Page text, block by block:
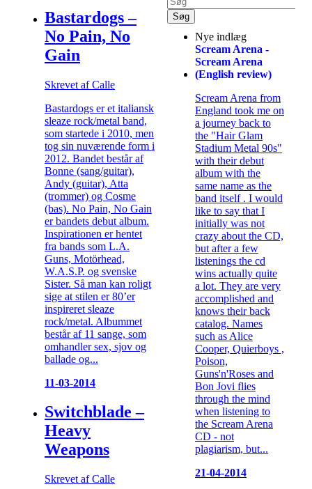
Bastardogs –
No Pain, No
Gain
Skrevet af Calle
Bastardogs er et italiansk
sleaze rock/metal band,
som startede i 2010, men
tog sin nuværende form i
2012. Bandet består af
Bonne (sang/guitar),
Andy (guitar), Atta
(trommer) og Cosme
(bas). No Pain, No Gain
er bandets debut album.
Inspirationen er hentet
fra bands som L.A.
Guns, Motörhead,
W.A.S.P. og svenske
Sister. Så man kan roligt
sige at stilen er 80’er
inspireret sleaze
rock/metal. Albummet
består af 11 sange, som
omhandler sex, sjov og
ballade og...
11-03-2014
Switchblade –
Heavy
Weapons
Skrevet af Calle
Nye indlæg
Scream Arena -
Scream Arena
(English review)
Scream Arena from
England took me on
a journey back to
the "Hair Glam
Stadium Metal 90s"
with their debut
album with the
same name as the
band itself . I would
like to say that I
initially was not
crazy about the CD,
but after a few
listenings the cd
wins actually quite
a lot. They are very
accomplished and
knows their back
catalog. Names
such as Alice
Cooper, Quierboys ,
Poison,
Guns'n'Roses and
Bon Jovi flies
through the mind
when listening to
the Scream Arena
CD - not
plagiarism, but...
21-04-2014